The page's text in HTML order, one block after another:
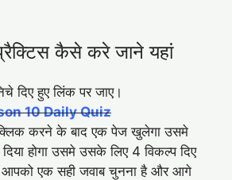
कैसे करे जाने यहां
दिए हुए लिंक पर जाए।
10 Daily Quiz
करने के बाद एक पेज खुलेगा उसमे
होगा उसमे उसके लिए 4 विकल्प दिए
एक सही जवाब चुनना है और आगे